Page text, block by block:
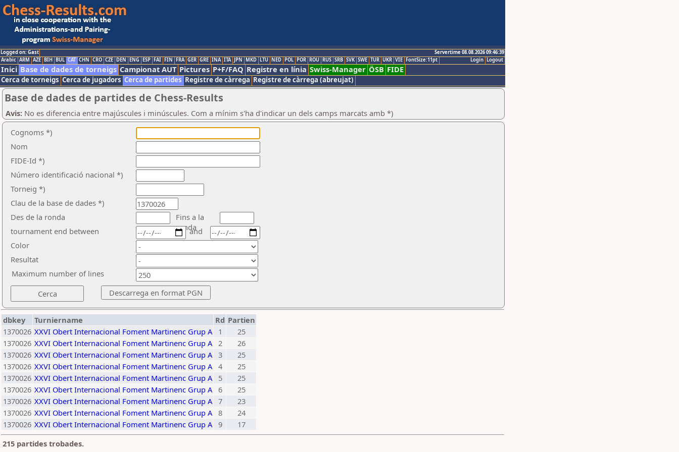
Logged on: Gast
Servertime 08.08.2026 09:46:39
Logout
Login
Arabic ARM AZE BIH BUL CAT CHN CRO CZE DEN ENG ESP FAI FIN FRA GER GRE INA ITA JPN MKD LTU NED POL POR ROU RUS SRB SVK SWE TUR UKR VIE FontSize:11pt
Inici Base de dades de torneigs Campionat AUT Pictures P+F/FAQ Registre en línia Swiss-Manager ÖSB FIDE
Cerca de torneigs Cerca de jugadors Cerca de partides Registre de càrrega Registre de càrrega (abreujat)
Base de dades de partides de Chess-Results
Avis: No es diferencia entre majúscules i minúscules. Com a mínim s'ha d'indicar un dels camps marcats amb *)
Cognoms *)
Nom
FIDE-Id *)
Número identificació nacional *)
Torneig *)
Clau de la base de dades *)
Des de la ronda
Fins a la
ronda
tournament end between
Color
Resultat
and
Maximum number of lines
dbkey Turniername Rd Partien
1370026 XXVI Obert Internacional Foment Martinenc Grup A 1
25
1370026 XXVI Obert Internacional Foment Martinenc Grup A 2
26
1370026 XXVI Obert Internacional Foment Martinenc Grup A 3
25
1370026 XXVI Obert Internacional Foment Martinenc Grup A 4
25
1370026 XXVI Obert Internacional Foment Martinenc Grup A 5
25
1370026 XXVI Obert Internacional Foment Martinenc Grup A 6
25
1370026 XXVI Obert Internacional Foment Martinenc Grup A 7
23
1370026 XXVI Obert Internacional Foment Martinenc Grup A 8
24
1370026 XXVI Obert Internacional Foment Martinenc Grup A 9
17
215 partides trobades.